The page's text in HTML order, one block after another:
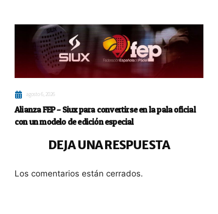
agosto 6, 2026
Alianza FEP – Siux para convertirse en la pala oficial
con un modelo de edición especial
DEJA UNA RESPUESTA
Los comentarios están cerrados.